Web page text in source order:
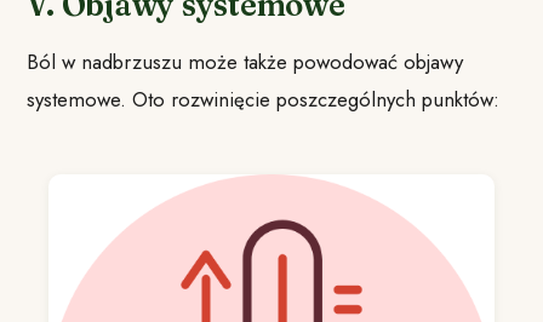
Ból w nadbrzuszu może także powodować objawy
systemowe. Oto rozwinięcie poszczególnych punktów: